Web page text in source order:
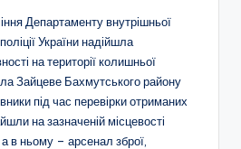
Департаменту внутрішньої
України надійшла
на території колишньої
Зайцеве Бахмутського району
під час перевірки отриманих
на зазначеній місцевості
в ньому – арсенал зброї,